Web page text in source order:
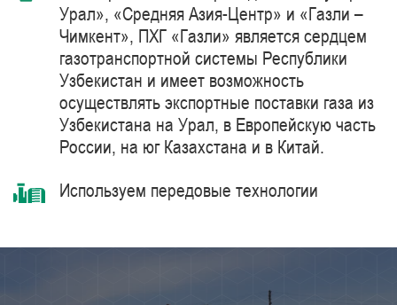
Урал», «Средняя Азия-Центр» и «Газли –
Чимкент», ПХГ «Газли» является сердцем
газотранспортной системы Республики
Узбекистан и имеет возможность
осуществлять экспортные поставки газа из
Узбекистана на Урал, в Европейскую часть
России, на юг Казахстана и в Китай.
Используем передовые технологии